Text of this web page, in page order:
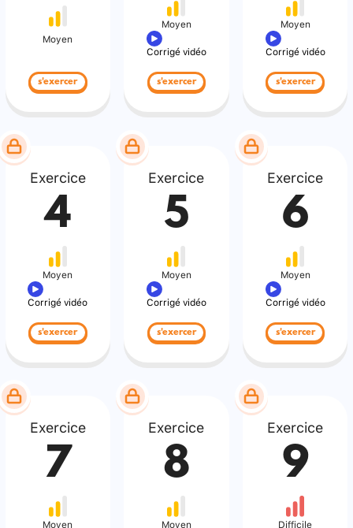
Moyen
s'exercer
Moyen
Corrigé vidéo
s'exercer
Moyen
Corrigé vidéo
s'exercer
Exercice
4
Moyen
Corrigé vidéo
s'exercer
Exercice
5
Moyen
Corrigé vidéo
s'exercer
Exercice
6
Moyen
Corrigé vidéo
s'exercer
Exercice
7
Moyen
Exercice
8
Moyen
Exercice
9
Difficile